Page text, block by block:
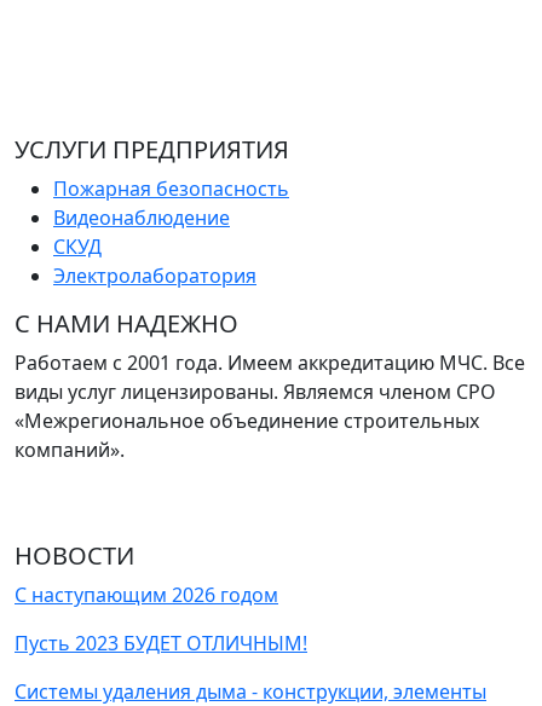
УСЛУГИ ПРЕДПРИЯТИЯ
Пожарная безопасность
Видеонаблюдение
СКУД
Электролаборатория
С НАМИ НАДЕЖНО
Работаем с 2001 года. Имеем аккредитацию МЧС. Все
виды услуг лицензированы. Являемся членом СРО
«Межрегиональное объединение строительных
компаний».
НОВОСТИ
С наступающим 2026 годом
Пусть 2023 БУДЕТ ОТЛИЧНЫМ!
Системы удаления дыма - конструкции, элементы